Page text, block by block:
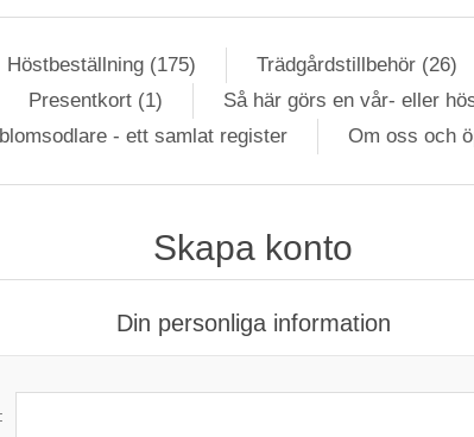
Höstbeställning (175) Trädgårdstillbehör (26)
Presentkort (1) Så här görs en vår- eller
- ett samlat register
Om oss och
Skapa konto
Din personliga information